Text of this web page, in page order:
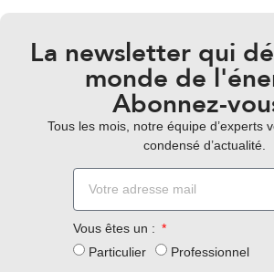
La newsletter qui
monde de
Abonnez-
Tous les mois, notre équipe d’experts
condensé d’actualité.
Vous êtes un :
Particulier
Professionnel